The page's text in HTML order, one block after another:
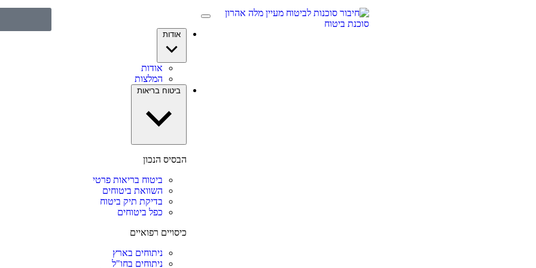
אודות
אודות
המלצות
ביטוח בריאות
הבסיס הנכון
ביטוח בריאות פרטי
השוואת ביטוחים
בדיקת תיק ביטוח
כפל ביטוחים
כיסויים רפואיים
ניתוחים בארץ
ניתוחים בחו"ל